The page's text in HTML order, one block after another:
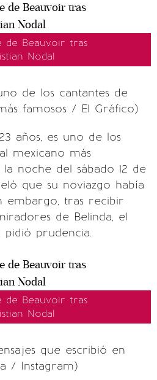
de Beauvoir tras
Nodal
de los cantantes de
famosos / El Gráfico)
años, es uno de los
mexicano más
noche del sábado 12 de
que su noviazgo había
embargo, tras recibir
de Belinda, el
prudencia.
de Beauvoir tras
Nodal
que escribió en
/ Instagram)